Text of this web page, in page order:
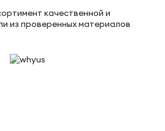
качественной и
из проверенных материалов